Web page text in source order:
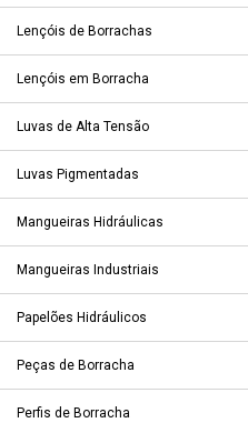
Lençóis de Borrachas
Lençóis em Borracha
Luvas de Alta Tensão
Luvas Pigmentadas
Mangueiras Hidráulicas
Mangueiras Industriais
Papelões Hidráulicos
Peças de Borracha
Perfis de Borracha